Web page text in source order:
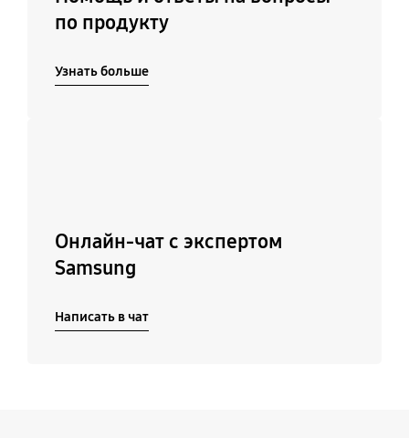
по продукту
Узнать больше
Онлайн-чат с экспертом
Samsung
Написать в чат